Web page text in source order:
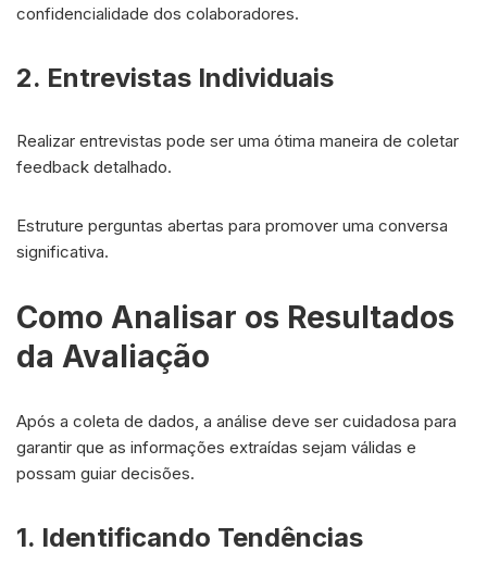
confidencialidade dos colaboradores.
2. Entrevistas Individuais
Realizar entrevistas pode ser uma ótima maneira de coletar
feedback detalhado.
Estruture perguntas abertas para promover uma conversa
significativa.
Como Analisar os Resultados
da Avaliação
Após a coleta de dados, a análise deve ser cuidadosa para
garantir que as informações extraídas sejam válidas e
possam guiar decisões.
1. Identificando Tendências